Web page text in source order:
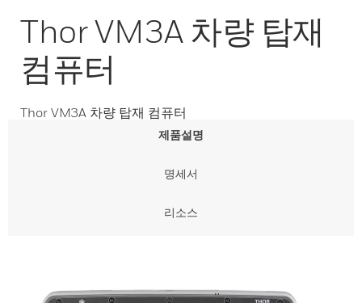
Thor VM3A 차량 탑재
컴퓨터
Thor VM3A 차량 탑재 컴퓨터
제품설명
명세서
리소스